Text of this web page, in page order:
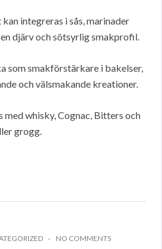
integreras i sås, marinader
djärv och sötsyrlig smakprofil.
som smakförstärkare i bakelser,
och välsmakande kreationer.
med whisky, Cognac, Bitters och
grogg.
NO COMMENTS